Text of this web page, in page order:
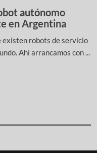
autónomo
en Argentina
existen robots de servicio
Ahí arrancamos con ...